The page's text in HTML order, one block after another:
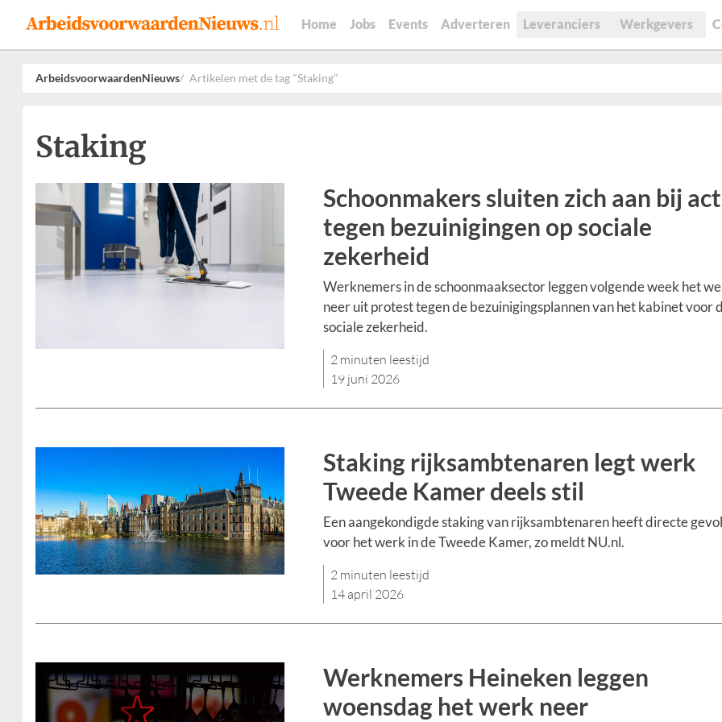
Home Jobs Events Adverteren Leveranciers Werkgevers
ArbeidsvoorwaardenNieuws Artikelen met de tag "Staking"
Staking
Schoonmakers sluiten zich aan bij
tegen bezuinigingen op sociale
zekerheid
Werknemers in de schoonmaaksector leggen volgende week het
neer uit protest tegen de bezuinigingsplannen van het kabinet voor
sociale zekerheid.
2 minuten leestijd
19 juni 2026
Staking rijksambtenaren legt werk
Tweede Kamer deels stil
Een aangekondigde staking van rijksambtenaren heeft directe
voor het werk in de Tweede Kamer, zo meldt NU.nl.
2 minuten leestijd
14 april 2026
Werknemers Heineken leggen
woensdag het werk neer